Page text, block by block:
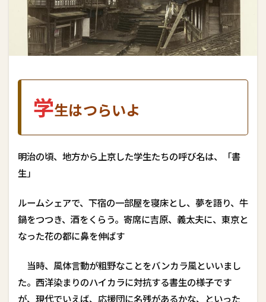
学生はつらいよ
明治の頃、地方から上京した学生たちの呼び名は、「書
生」
ルームシェアで、下宿の一部屋を寝床とし、夢を語り、牛
鍋をつつき、酒をくらう。寄席に吉原、義太夫に、東京と
なった花の都に鼻を伸ばす――
当時、風体言動が粗野なことをバンカラ風といいまし
た。西洋染まりのハイカラに対抗する書生の様子です
が、現代でいえば、応援団に名残があるかな、といった